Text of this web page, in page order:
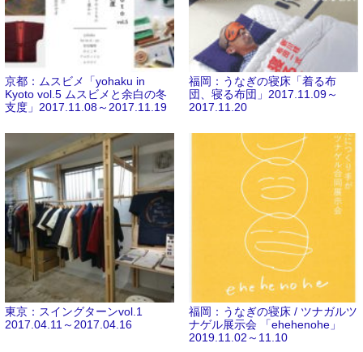
京都：ムスビメ「yohaku in
Kyoto vol.5 ムスビメと余白の冬
支度」2017.11.08～2017.11.19
福岡：うなぎの寝床「着る布
団、寝る布団」2017.11.09～
2017.11.20
東京：スイングターンvol.1
2017.04.11～2017.04.16
福岡：うなぎの寝床 / ツナガルツ
ナゲル展示会 「ehehenohe」
2019.11.02～11.10